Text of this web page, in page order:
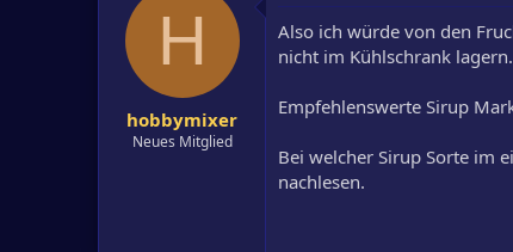
H
hobbymixer
Neues Mitglied
Also ich würde von den
nicht im Kühlschrank lagern.
Empfehlenswerte Sirup
Bei welcher Sirup Sorte im
nachlesen.